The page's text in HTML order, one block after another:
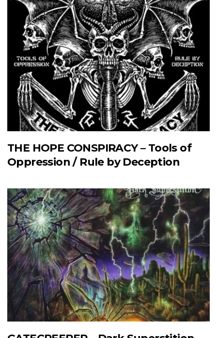
THE HOPE CONSPIRACY – Tools of
Oppression / Rule by Deception